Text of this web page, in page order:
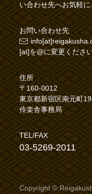
い合わせ先へお気軽に
お問い合わせ先
[at]を@に変更くださ
住所
〒160-0012
東京都新宿区南元町
伶楽舎事務局
TEL/FAX
03-5269-2011
Copyright ©